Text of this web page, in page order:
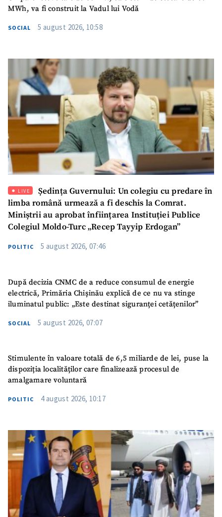
MWh, va fi construit la Vadul lui Vodă
SOCIAL 5 august 2026, 10:58
LIVE
Ședința Guvernului: Un colegiu cu predare în
limba română urmează a fi deschis la Comrat.
Miniștrii au aprobat înființarea Instituției Publice
Colegiul Moldo-Turc „Recep Tayyip Erdogan”
POLITIC 5 august 2026, 07:46
După decizia CNMC de a reduce consumul de energie
electrică, Primăria Chișinău explică de ce nu va stinge
iluminatul public: „Este destinat siguranței cetățenilor”
SOCIAL 5 august 2026, 07:07
Stimulente în valoare totală de 6,5 miliarde de lei, puse la
dispoziția localităților care finalizează procesul de
amalgamare voluntară
POLITIC 4 august 2026, 10:17